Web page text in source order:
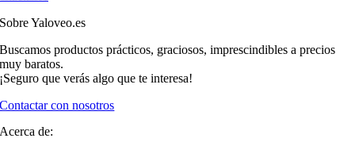
Sobre Yaloveo.es
Buscamos productos prácticos, graciosos, imprescindibles a precios
muy baratos.
¡Seguro que verás algo que te interesa!
Contactar con nosotros
Acerca de: